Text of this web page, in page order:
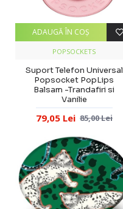
POPSOCKETS
Suport Telefon Universal
Popsocket PopLips
Balsam -Trandafiri si
Vanilie
79,05 Lei 85,00 Lei
ADAUGĂ ÎN COŞ